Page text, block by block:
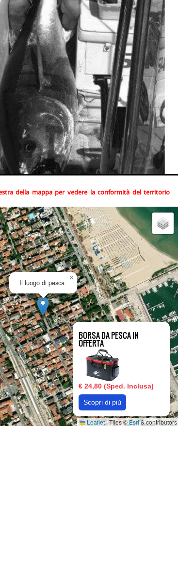
della mappa per vedere la conformità del territorio
BORSA DA PESCA IN
OFFERTA
€ 24,80 (Sped. Inclusa)
Scopri di più
Il luogo di pesca
×
Leaflet|Tiles ©Esri& contributors